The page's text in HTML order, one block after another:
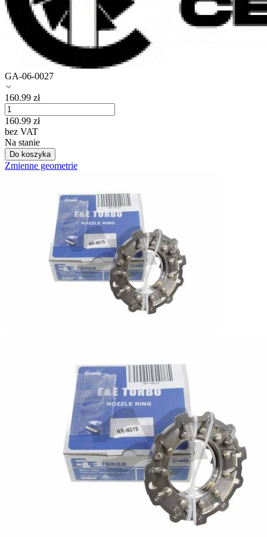
GA-06-0027
160.99 zł
160.99 zł
bez VAT
Na stanie
Do koszyka
Zmienne geometrie